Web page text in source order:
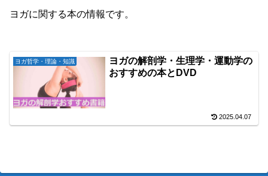
ヨガに関する本の情報です。
ヨガ哲学・理論・知識
ヨガの解剖学・生理学・運動学の
おすすめの本とDVD
2025.04.07